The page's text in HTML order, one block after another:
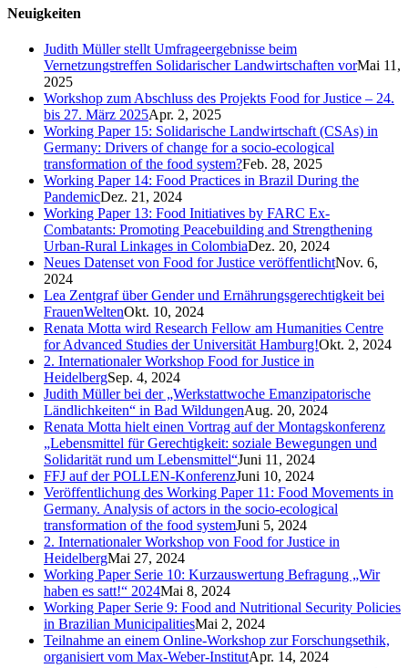
Neuigkeiten
Judith Müller stellt Umfrageergebnisse beim
Vernetzungstreffen Solidarischer Landwirtschaften vorMai 11,
2025
Workshop zum Abschluss des Projekts Food for Justice – 24.
bis 27. März 2025Apr. 2, 2025
Working Paper 15: Solidarische Landwirtschaft (CSAs) in
Germany: Drivers of change for a socio-ecological
transformation of the food system?Feb. 28, 2025
Working Paper 14: Food Practices in Brazil During the
PandemicDez. 21, 2024
Working Paper 13: Food Initiatives by FARC Ex-
Combatants: Promoting Peacebuilding and Strengthening
Urban-Rural Linkages in ColombiaDez. 20, 2024
Neues Datenset von Food for Justice veröffentlichtNov. 6,
2024
Lea Zentgraf über Gender und Ernährungsgerechtigkeit bei
FrauenWeltenOkt. 10, 2024
Renata Motta wird Research Fellow am Humanities Centre
for Advanced Studies der Universität Hamburg!Okt. 2, 2024
2. Internationaler Workshop Food for Justice in
HeidelbergSep. 4, 2024
Judith Müller bei der „Werkstattwoche Emanzipatorische
Ländlichkeiten“ in Bad WildungenAug. 20, 2024
Renata Motta hielt einen Vortrag auf der Montagskonferenz
„Lebensmittel für Gerechtigkeit: soziale Bewegungen und
Solidarität rund um Lebensmittel“Juni 11, 2024
FFJ auf der POLLEN-KonferenzJuni 10, 2024
Veröffentlichung des Working Paper 11: Food Movements in
Germany. Analysis of actors in the socio-ecological
transformation of the food systemJuni 5, 2024
2. Internationaler Workshop von Food for Justice in
HeidelbergMai 27, 2024
Working Paper Serie 10: Kurzauswertung Befragung „Wir
haben es satt!“ 2024Mai 8, 2024
Working Paper Serie 9: Food and Nutritional Security Policies
in Brazilian MunicipalitiesMai 2, 2024
Teilnahme an einem Online-Workshop zur Forschungsethik,
organisiert vom Max-Weber-InstitutApr. 14, 2024